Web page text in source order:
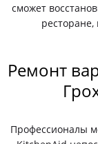
сможет
Ремонт
Профессионалы